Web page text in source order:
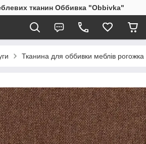
тканин Оббивка "Obbivka"
Тканина для оббивки меблів рогожка